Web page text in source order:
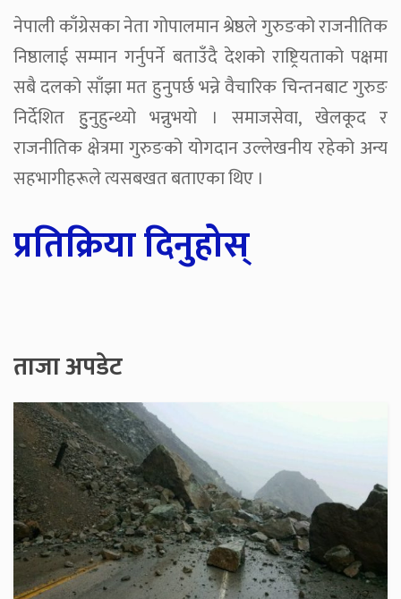
नेपाली काँग्रेसका नेता गोपालमान श्रेष्ठले गुरुङको राजनीतिक
निष्ठालाई सम्मान गर्नुपर्ने बताउँदै देशको राष्ट्रियताको पक्षमा
सबै दलको साँझा मत हुनुपर्छ भन्ने वैचारिक चिन्तनबाट गुरुङ
निर्देशित हुुनुहुन्थ्यो भन्नुभयो । समाजसेवा, खेलकूद र
राजनीतिक क्षेत्रमा गुरुङको योगदान उल्लेखनीय रहेको अन्य
सहभागीहरूले त्यसबखत बताएका थिए ।
प्रतिक्रिया दिनुहोस्
ताजा अपडेट